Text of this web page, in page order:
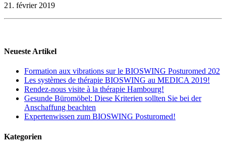
21. février 2019
Neueste Artikel
Formation aux vibrations sur le BIOSWING Posturomed 202
Les systèmes de thérapie BIOSWING au MEDICA 2019!
Rendez-nous visite à la thérapie Hambourg!
Gesunde Büromöbel: Diese Kriterien sollten Sie bei der
Anschaffung beachten
Expertenwissen zum BIOSWING Posturomed!
Kategorien